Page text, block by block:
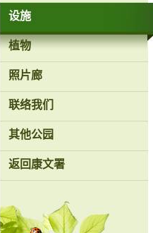
设施
植物
照片廊
联络我们
其他公园
返回康文署